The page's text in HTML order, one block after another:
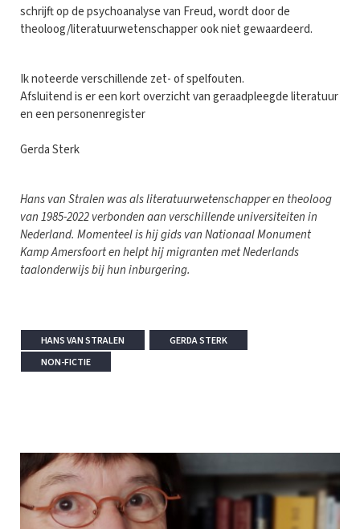
schrijft op de psychoanalyse van Freud, wordt door de
theoloog/literatuurwetenschapper ook niet gewaardeerd.
Ik noteerde verschillende zet- of spelfouten.
Afsluitend is er een kort overzicht van geraadpleegde literatuur
en een personenregister
Gerda Sterk
Hans van Stralen was als literatuurwetenschapper en theoloog
van 1985-2022 verbonden aan verschillende universiteiten in
Nederland. Momenteel is hij gids van Nationaal Monument
Kamp Amersfoort en helpt hij migranten met Nederlands
taalonderwijs bij hun inburgering.
HANS VAN STRALEN
GERDA STERK
NON-FICTIE